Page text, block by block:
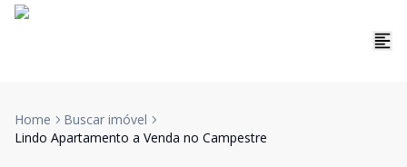
Home
Buscar imóvel
Lindo Apartamento a Venda no Campestre